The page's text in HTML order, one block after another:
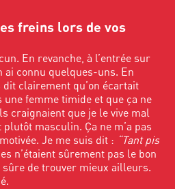
freins lors de vos
En revanche, à l’entrée sur
ai connu quelques-uns. En
dit clairement qu’on écartait
une femme timide et que ça ne
craignaient que je le vive mal
masculin. Ça ne m’a pas
Je me suis dit : “Tant pis
n’étaient sûrement pas le bon
sûre de trouver mieux ailleurs.